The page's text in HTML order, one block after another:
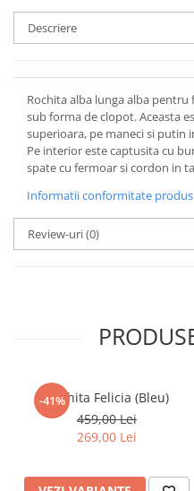
Descriere
Rochita alba lunga alba
sub forma de clopot. Aceasta
superioara, pe maneci si putin
Pe interior este captusita cu
spate cu fermoar si cordon in
Informatii conformitate produs
Review-uri(0)
-41%
Rochita Felicia (Bleu)
459,00 Lei
269,00 Lei